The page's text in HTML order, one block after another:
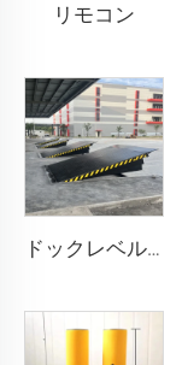
リモコン
ドックレベル러